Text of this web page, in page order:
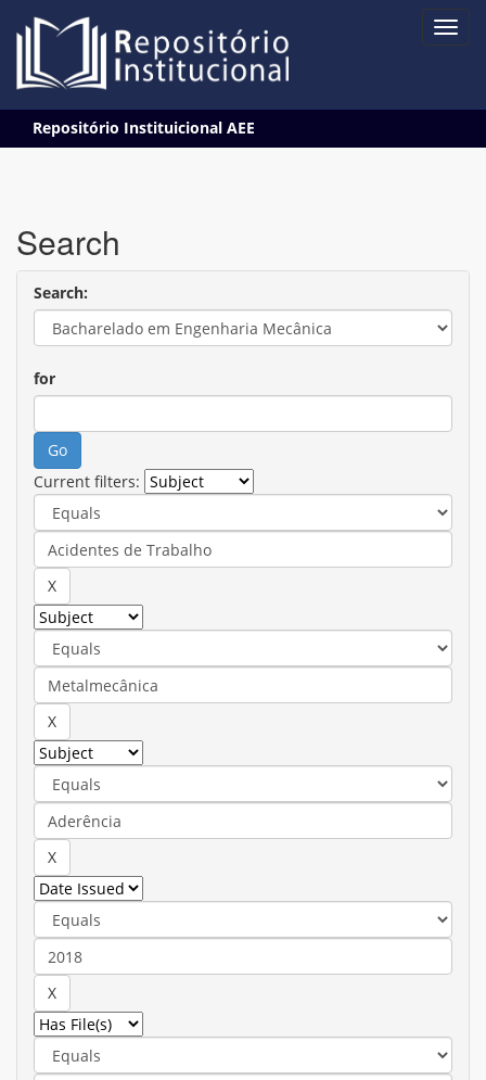
navigation
Repositório Instituicional AEE
Search
Search:
for
Current filters: